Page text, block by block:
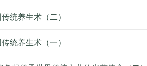
统养生术（二）
统养生术（一）